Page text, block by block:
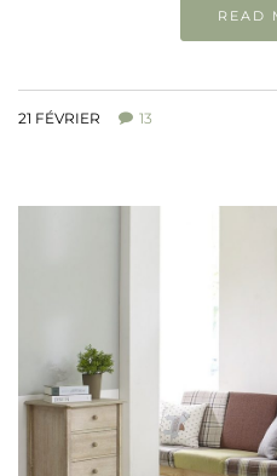
READ
21 FÉVRIER 13